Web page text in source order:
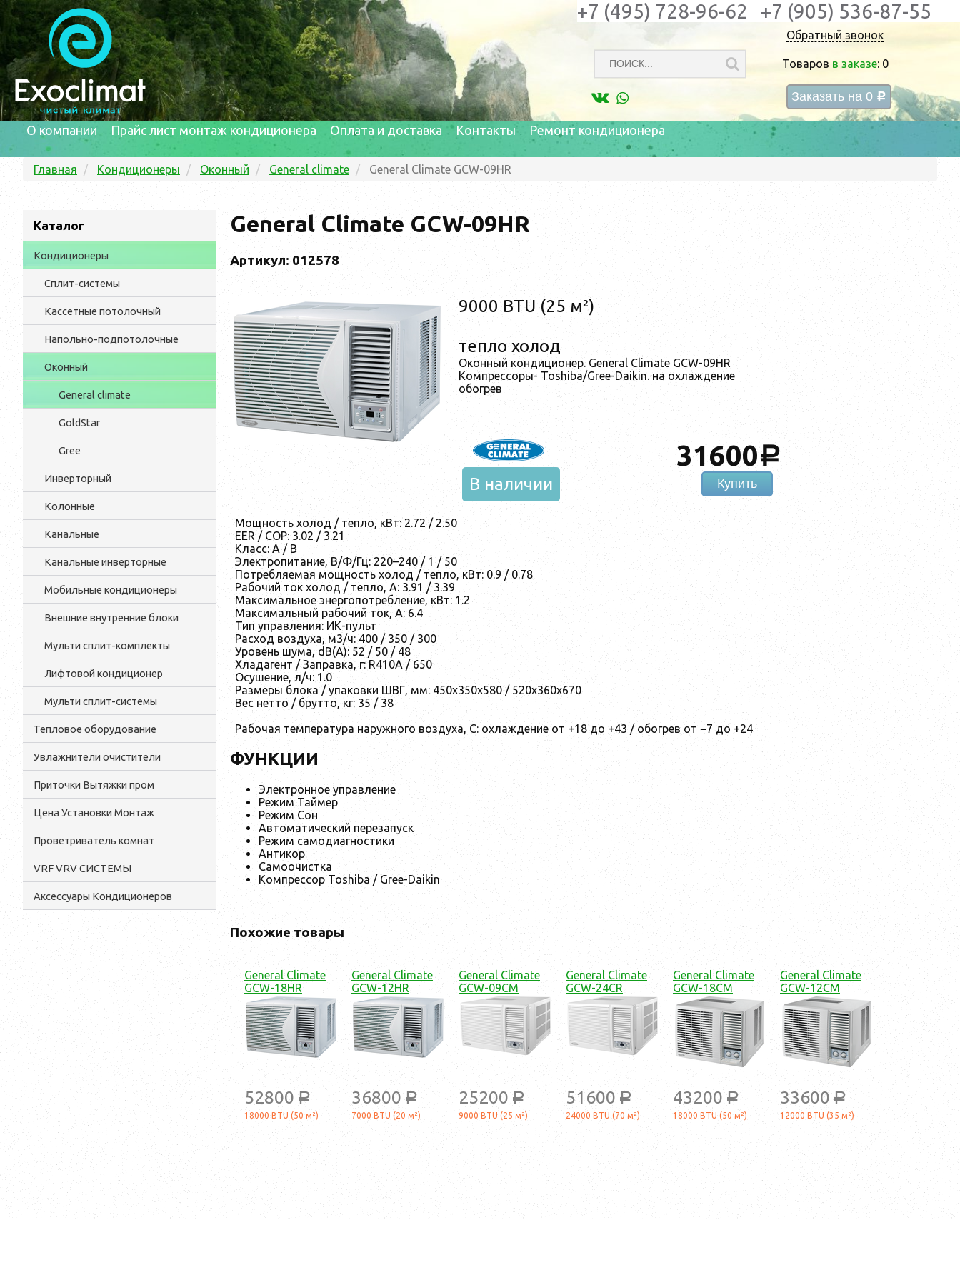
Обратный звонок
Товаров в заказе: 0
Заказать на 0 c
+7 (495) 728-96-62 +7 (905) 536-87-55
О компании Прайс лист монтаж кондиционера Оплата и доставка Контакты Ремонт кондиционера
Главная Кондиционеры Оконный General climate General Climate GCW-09HR
Каталог
Кондиционеры
Сплит-системы
Кассетные потолочный
Напольно-подпотолочные
Оконный
General climate
GoldStar
Gree
Инверторный
Колонные
Канальные
Канальные инверторные
Мобильные кондиционеры
Внешние внутренние блоки
Мульти cплит-комплекты
Лифтовой кондиционер
Мульти сплит-системы
Тепловое оборудование
Увлажнители очистители
Приточки Вытяжки пром
Цена Установки Монтаж
Проветриватель комнат
VRF VRV СИСТЕМЫ
Аксессуары Кондиционеров
General Climate GCW-09HR
Артикул: 012578
9000 BTU (25 м²)
тепло холод
Оконный кондиционер. General Climate GCW-09HR
Компрессоры- Toshiba/Gree-Daikin. на охлаждение
обогрев
31600a
Купить
В наличии
Мощность холод / тепло, кВт: 2.72 / 2.50
EER / COP: 3.02 / 3.21
Класс: A / B
Электропитание, В/Ф/Гц: 220–240 / 1 / 50
Потребляемая мощность холод / тепло, кВт: 0.9 / 0.78
Рабочий ток холод / тепло, А: 3.91 / 3.39
Максимальное энергопотребление, кВт: 1.2
Максимальный рабочий ток, А: 6.4
Тип управления: ИК-пульт
Расход воздуха, м3/ч: 400 / 350 / 300
Уровень шума, dB(A): 52 / 50 / 48
Хладагент / Заправка, г: R410A / 650
Осушение, л/ч: 1.0
Размеры блока / упаковки ШВГ, мм: 450х350х580 / 520х360х670
Вес нетто / брутто, кг: 35 / 38
Рабочая температура наружного воздуха, С: охлаждение от +18 до +43 / обогрев от −7 до +24
ФУНКЦИИ
Электронное управление
Режим Таймер
Режим Сон
Автоматический перезапуск
Режим самодиагностики
Антикор
Самоочистка
Компрессор Toshiba / Gree-Daikin
Похожие товары
General Climate
GCW-18HR
52800 a
18000 BTU (50 м²)
General Climate
GCW-12HR
36800 a
7000 BTU (20 м²)
General Climate
GCW-09CM
25200 a
9000 BTU (25 м²)
General Climate
GCW-24CR
51600 a
24000 BTU (70 м²)
General Climate
GCW-18CM
43200 a
18000 BTU (50 м²)
General Climate
GCW-12CM
33600 a
12000 BTU (35 м²)